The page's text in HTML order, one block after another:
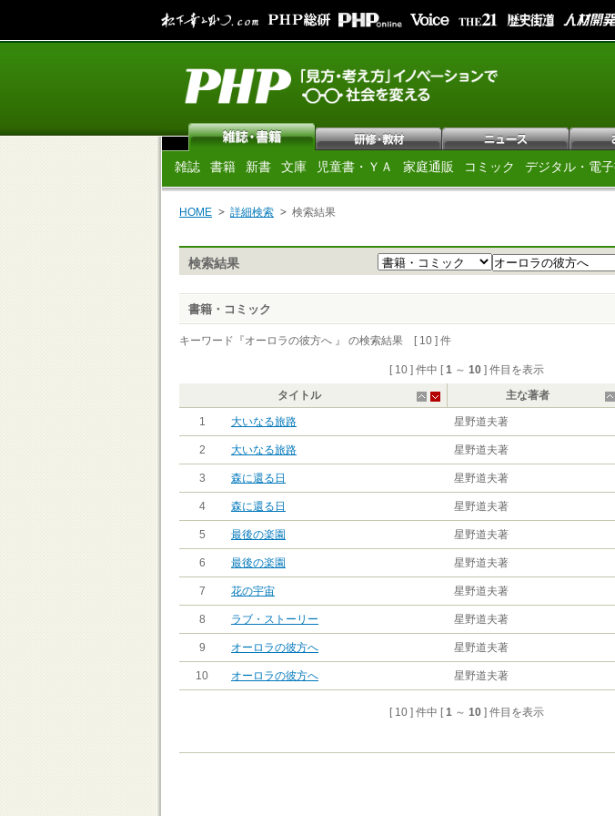
雑誌 書籍 新書 文庫 児童書・ＹＡ 家庭通販 コミック デジタル・電
HOME 詳細検索
検索結果
検索結果
書籍・コミック
キーワード『オーロラの彼方へ 』 の検索結果 [ 10 ] 件
[ 10 ] 件中 [1～ 10] 件目を表示
タイトル
主な著者
1 大いなる旅路 星野道夫著
2 大いなる旅路 星野道夫著
3 森に還る日 星野道夫著
4 森に還る日 星野道夫著
5 最後の楽園 星野道夫著
6 最後の楽園 星野道夫著
7 花の宇宙 星野道夫著
8 ラブ・ストーリー 星野道夫著
9 オーロラの彼方へ 星野道夫著
10 オーロラの彼方へ 星野道夫著
[ 10 ] 件中 [1～ 10] 件目を表示